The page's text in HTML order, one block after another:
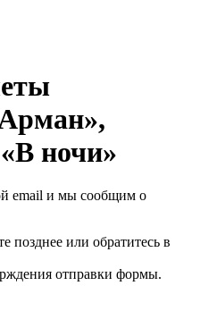
ночи»
email и мы сообщим о
позднее или обратитесь в
отправки формы.